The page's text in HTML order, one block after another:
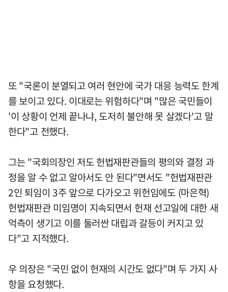
또 "국론이 분열되고 여러 현안에 국가 대응 능력도 한계
를 보이고 있다. 이대로는 위험하다"며 "많은 국민들이
'이 상황이 언제 끝나냐, 도저히 불안해 못 살겠다'고 말
한다"고 전했다.
그는 "국회의장인 저도 헌법재판관들의 평의와 결정 과
정을 알 수 없고 알아서도 안 된다"면서도 "헌법재판관
2인 퇴임이 3주 앞으로 다가오고 위헌임에도 (마은혁)
헌법재판관 미임명이 지속되면서 헌재 선고일에 대한 새
억측이 생기고 이를 둘러싼 대립과 갈등이 커지고 있
다"고 지적했다.
우 의장은 "국민 없이 헌재의 시간도 없다"며 두 가지 사
항을 요청했다.